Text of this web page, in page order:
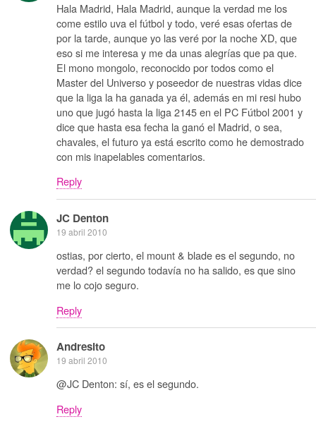
Hala Madrid, Hala Madrid, aunque la verdad me los
come estilo uva el fútbol y todo, veré esas ofertas de
por la tarde, aunque yo las veré por la noche XD, que
eso si me interesa y me da unas alegrías que pa que.
El mono mongolo, reconocido por todos como el
Master del Universo y poseedor de nuestras vidas dice
que la liga la ha ganada ya él, además en mi resi hubo
uno que jugó hasta la liga 2145 en el PC Fútbol 2001 y
dice que hasta esa fecha la ganó el Madrid, o sea,
chavales, el futuro ya está escrito como he demostrado
con mis inapelables comentarios.
Reply
JC Denton
19 abril 2010
ostias, por cierto, el mount & blade es el segundo, no
verdad? el segundo todavía no ha salido, es que sino
me lo cojo seguro.
Reply
Andresito
19 abril 2010
@JC Denton: sí, es el segundo.
Reply